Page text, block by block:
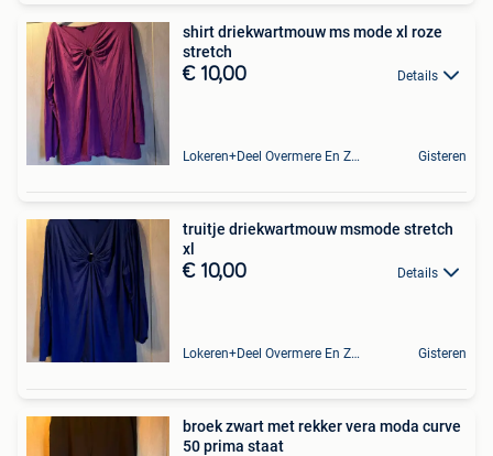
shirt driekwartmouw ms mode xl roze
stretch
€ 10,00 Details
Lokeren+Deel Overmere En Zele Gisteren
truitje driekwartmouw msmode stretch
xl
€ 10,00 Details
Lokeren+Deel Overmere En Zele Gisteren
broek zwart met rekker vera moda curve
50 prima staat